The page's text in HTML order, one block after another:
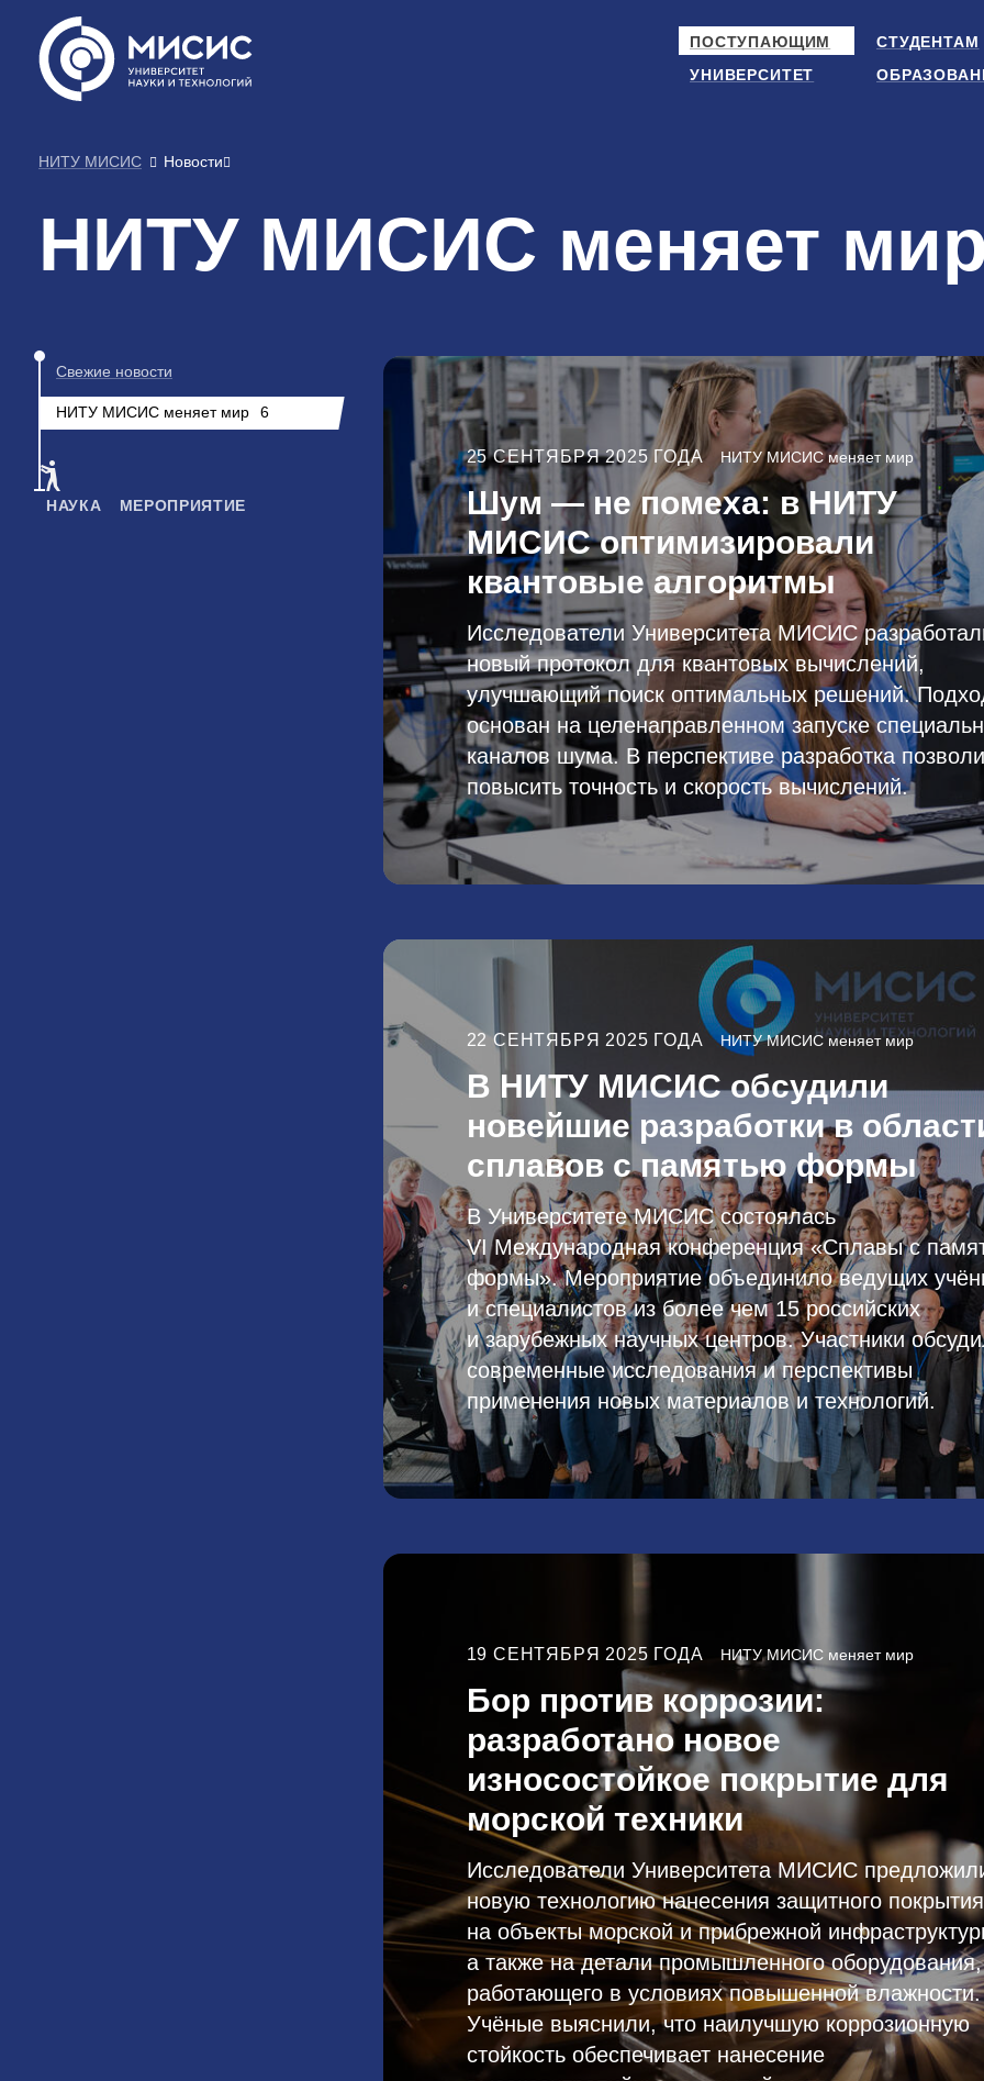
ПОСТУПАЮЩИМ
СТУДЕНТАМ
УНИВЕРСИТЕТ
НИТУ МИСИС Новости
НИТУ МИСИС меняет
Свежие новости
НИТУ МИСИС меняет мир 6
НАУКА МЕРОПРИЯТИЕ
25 СЕНТЯБРЯ 2025 ГОДА НИТУ МИСИС меняет мир
Шум — не помеха: в НИТУ
МИСИС оптимизировали
квантовые алгоритмы
Исследователи Университета МИСИС
новый протокол для квантовых вычислений,
улучшающий поиск оптимальных решений.
основан на целенаправленном запуске
каналов шума. В перспективе разработка
повысить точность и скорость вычислений.
22 СЕНТЯБРЯ 2025 ГОДА НИТУ МИСИС меняет мир
В НИТУ МИСИС обсудили
новейшие разработки в
сплавов с памятью формы
В Университете МИСИС состоялась
VI Международная конференция «Сплавы с
формы». Мероприятие объединило ведущих
и специалистов из более чем 15 российских
и зарубежных научных центров. Участники
современные исследования и перспективы
применения новых материалов и технологий.
19 СЕНТЯБРЯ 2025 ГОДА НИТУ МИСИС меняет мир
Бор против коррозии:
разработано новое
износостойкое покрытие для
морской техники
Исследователи Университета МИСИС
новую технологию нанесения защитного покрытия
на объекты морской и прибрежной
а также на детали промышленного оборудования,
работающего в условиях повышенной влажности.
Учёные выяснили, что наилучшую коррозионную
стойкость обеспечивает нанесение